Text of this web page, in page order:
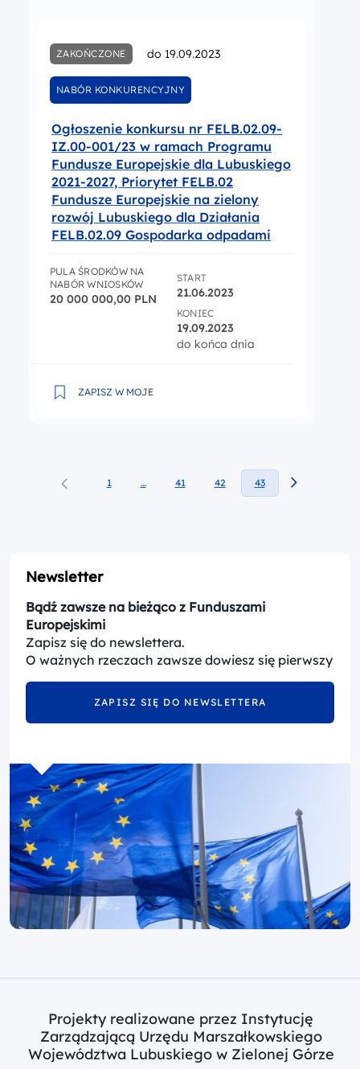
ZAKOŃCZONE do 19.09.2023
NABÓR KONKURENCYJNY
Ogłoszenie konkursu nr FELB.02.09-
IZ.00-001/23 w ramach Programu
Fundusze Europejskie dla Lubuskiego
2021-2027, Priorytet FELB.02
Fundusze Europejskie na zielony
rozwój Lubuskiego dla Działania
FELB.02.09 Gospodarka odpadami
PULA ŚRODKÓW NA
NABÓR WNIOSKÓW
20 000 000,00 PLN
START
21.06.2023
KONIEC
19.09.2023
do końca dnia
ZAPISZ W MOJE
Ogłoszenie konkursu nr FELB.02.09-IZ.00-001/
1 … 41 42 43
Newsletter
Bądź zawsze na bieżąco z Funduszami
Europejskimi
Zapisz się do newslettera.
O ważnych rzeczach zawsze dowiesz się pierwszy
ZAPISZ SIĘ DO NEWSLETTERA
Projekty realizowane przez Instytucję
Zarządzającą Urzędu Marszałkowskiego
Województwa Lubuskiego w Zielonej Górze